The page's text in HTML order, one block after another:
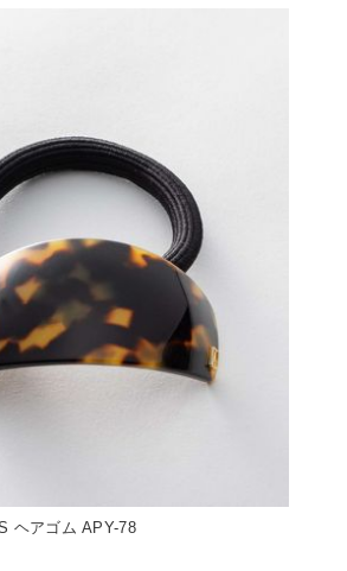
ヘアゴム APY-78